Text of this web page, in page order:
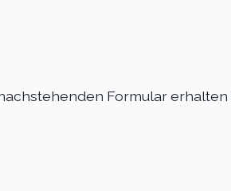
Formular erhalten